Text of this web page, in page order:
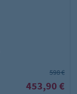
598 €
453,90 €